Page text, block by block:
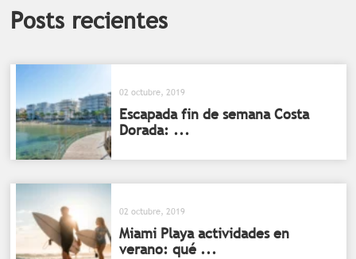
Posts recientes
02 octubre, 2019
Escapada fin de semana Costa
Dorada: ...
02 octubre, 2019
Miami Playa actividades en
verano: qué ...